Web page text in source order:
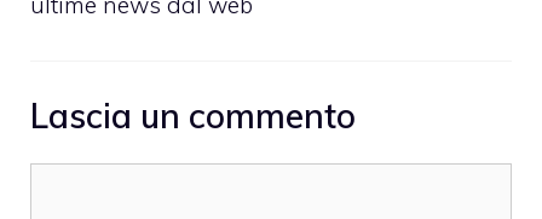
Lascia un commento